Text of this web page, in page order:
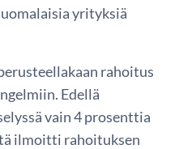
yrityksiä
rahoitus
Edellä
vain 4 prosenttia
ilmoitti rahoituksen